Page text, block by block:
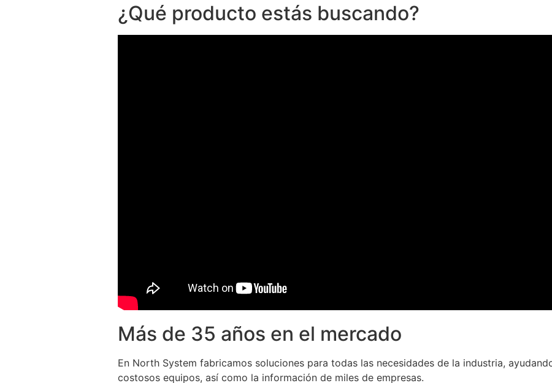
¿Qué producto estás buscando?
Más de 35 años en el mercado
En North System fabricamos soluciones para todas las necesidades de la industria,
costosos equipos, así como la información de miles de empresas.